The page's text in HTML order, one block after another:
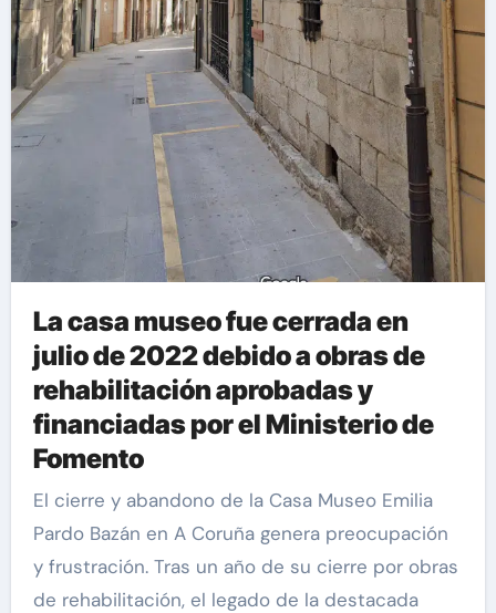
La casa museo fue cerrada en
julio de 2022 debido a obras de
rehabilitación aprobadas y
financiadas por el Ministerio de
Fomento
El cierre y abandono de la Casa Museo Emilia
Pardo Bazán en A Coruña genera preocupación
y frustración. Tras un año de su cierre por obras
de rehabilitación, el legado de la destacada